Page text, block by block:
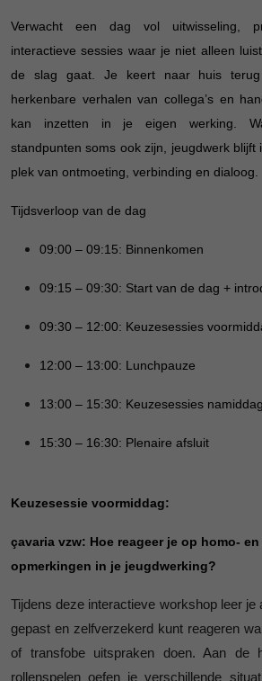
Verwacht een dag vol uitwisseling,
interactieve sessies waar je niet alleen
de slag gaat. Je keert naar huis terug
herkenbare verhalen van collega’s en
kan inzetten in je eigen werking.
standpunten soms ook zijn, jeugdwerk blijft
plek van ontmoeting, verbinding en dialoog.
Tijdsverloop van de dag
09:00 – 09:15: Binnenkomen
09:15 – 09:30: Start van de dag +
09:30 – 12:00: Keuzesessies
12:00 – 13:00: Lunchpauze
13:00 – 15:30: Keuzesessies namiddag
15:30 – 16:30: Plenaire afsluit
Keuzesessie voormiddag:
çavaria vzw: Hoe reageer je op homo-
opmerkingen in je jeugdwerking?
Tijdens deze interactieve workshop leer je
gepast en zelfverzekerd kunt reageren
of transfobe uitspraken doen. Aan de
rollenspelen oefen je verschillende